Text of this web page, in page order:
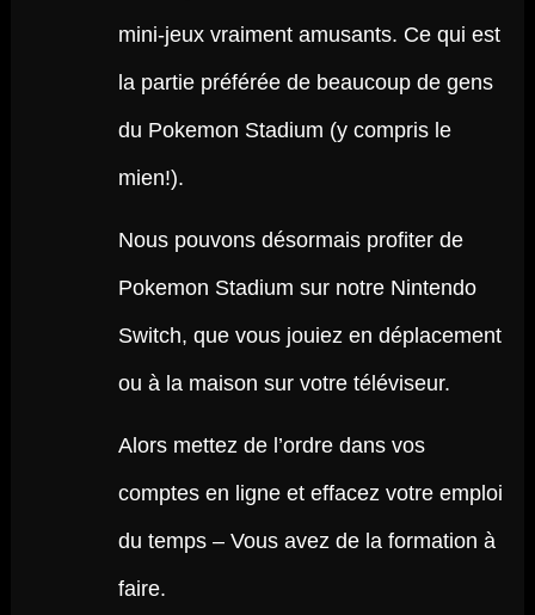
mini-jeux vraiment amusants. Ce qui est
la partie préférée de beaucoup de gens
du Pokemon Stadium (y compris le
mien!).
Nous pouvons désormais profiter de
Pokemon Stadium sur notre Nintendo
Switch, que vous jouiez en déplacement
ou à la maison sur votre téléviseur.
Alors mettez de l’ordre dans vos
comptes en ligne et effacez votre emploi
du temps – Vous avez de la formation à
faire.